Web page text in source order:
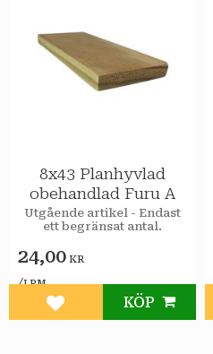
8x43 Planhyvlad
obehandlad Furu A
Utgående artikel - Endast
ett begränsat antal.
24,00 KR
/LPM
Lägg till i favoriter
KÖP